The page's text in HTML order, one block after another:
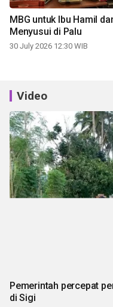
MBG untuk Ibu Hamil
Menyusui di Palu
30 July 2026 12:30 WIB
Video
Pemerintah percepat
di Sigi